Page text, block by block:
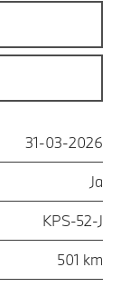
31-03-2026
Ja
KPS-52-J
501 km